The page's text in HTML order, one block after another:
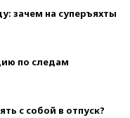
зачем на суперъяхты
по следам
с собой в отпуск?